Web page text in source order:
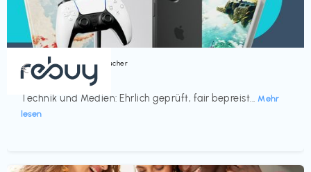
Bücher, Magazine & Hörbücher
rebuy
Technik und Medien: Ehrlich geprüft, fair bepreist... Mehr
lesen
€‎